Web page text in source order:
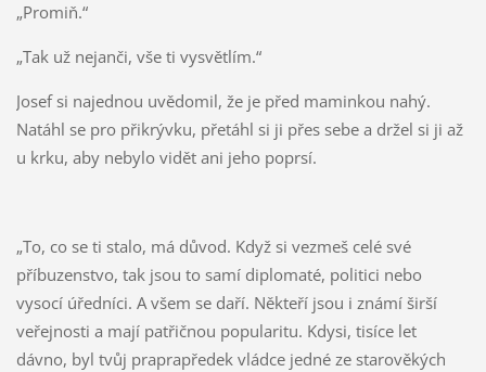
„Promiň.“
„Tak už nejanči, vše ti vysvětlím.“
Josef si najednou uvědomil, že je před maminkou nahý.
Natáhl se pro přikrývku, přetáhl si ji přes sebe a držel si ji až
u krku, aby nebylo vidět ani jeho poprsí.
„To, co se ti stalo, má důvod. Když si vezmeš celé své
příbuzenstvo, tak jsou to samí diplomaté, politici nebo
vysocí úředníci. A všem se daří. Někteří jsou i známí širší
veřejnosti a mají patřičnou popularitu. Kdysi, tisíce let
dávno, byl tvůj praprapředek vládce jedné ze starověkých